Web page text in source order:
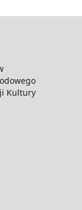
Kultury